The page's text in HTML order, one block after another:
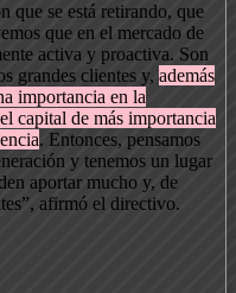
que se está retirando, que
que en el mercado de
activa y proactiva. Son
grandes clientes y, además
importancia en la
capital de más importancia
. Entonces, pensamos
y tenemos un lugar
aportar mucho y, de
afirmó el directivo.